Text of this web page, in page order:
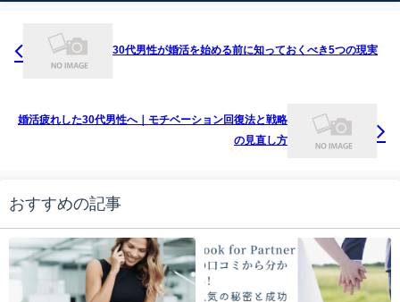
30代男性が婚活を始める前に知っておくべき5つの現実
婚活疲れした30代男性へ｜モチベーション回復法と戦略
の見直し方
おすすめの記事